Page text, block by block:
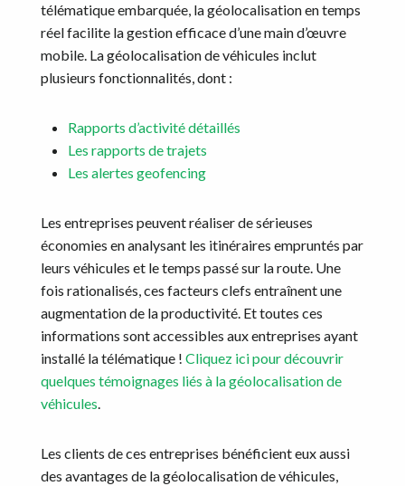
télématique embarquée, la géolocalisation en temps
réel facilite la gestion efficace d’une main d’œuvre
mobile. La géolocalisation de véhicules inclut
plusieurs fonctionnalités, dont :
Rapports d’activité détaillés
Les rapports de trajets
Les alertes geofencing
Les entreprises peuvent réaliser de sérieuses
économies en analysant les itinéraires empruntés par
leurs véhicules et le temps passé sur la route. Une
fois rationalisés, ces facteurs clefs entraînent une
augmentation de la productivité. Et toutes ces
informations sont accessibles aux entreprises ayant
installé la télématique ! Cliquez ici pour découvrir
quelques témoignages liés à la géolocalisation de
véhicules.
Les clients de ces entreprises bénéficient eux aussi
des avantages de la géolocalisation de véhicules,